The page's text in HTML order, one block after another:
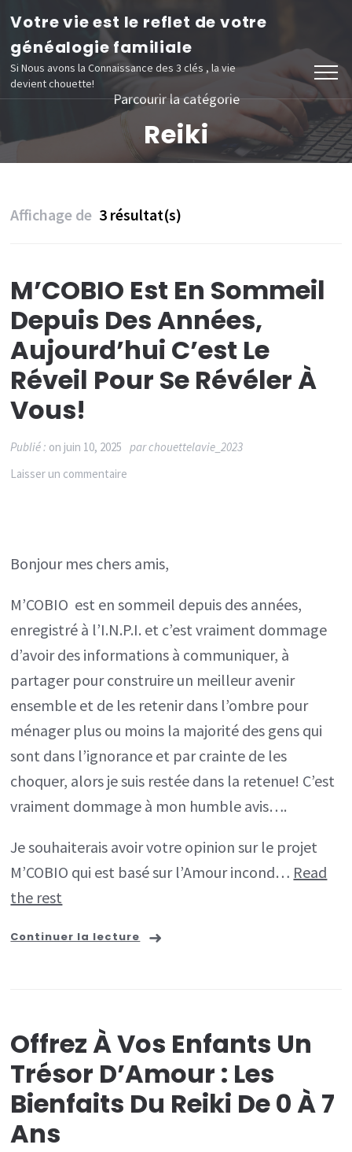
Aller
contenu
(Pressez
Votre vie est le reflet de votre
généalogie familiale
Si Nous avons la Connaissance des 3 clés , la vie
devient chouette!
Parcourir la catégorie
Reiki
Affichage de 3 résultat(s)
M’COBIO Est En Sommeil
Depuis Des Années,
Aujourd’hui C’est Le
Réveil Pour Se Révéler À
Vous!
Publié : on juin 10, 2025 parchouettelavie_2023
Laisser un commentaire
sommeil
depuis
des
années,
aujourd’hui
c’est
le
réveil
pour
se
à
vous!
Bonjour mes chers amis,
M’COBIO est en sommeil depuis des années,
enregistré à l’I.N.P.I. et c’est vraiment dommage
d’avoir des informations à communiquer, à
partager pour construire un meilleur avenir
ensemble et de les retenir dans l’ombre pour
ménager plus ou moins la majorité des gens qui
sont dans l’ignorance et par crainte de les
choquer, alors je suis restée dans la retenue! C’est
vraiment dommage à mon humble avis….
Je souhaiterais avoir votre opinion sur le projet
M’COBIO qui est basé sur l’Amour incond… Read
the rest
Continuer la lecture
Offrez À Vos Enfants Un
Trésor D’Amour : Les
Bienfaits Du Reiki De 0 À 7
Ans